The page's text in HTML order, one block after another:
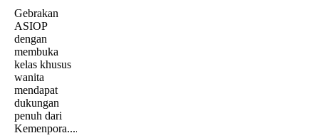
Gebrakan
ASIOP
dengan
membuka
kelas khusus
wanita
mendapat
dukungan
penuh dari
Kemenpora....